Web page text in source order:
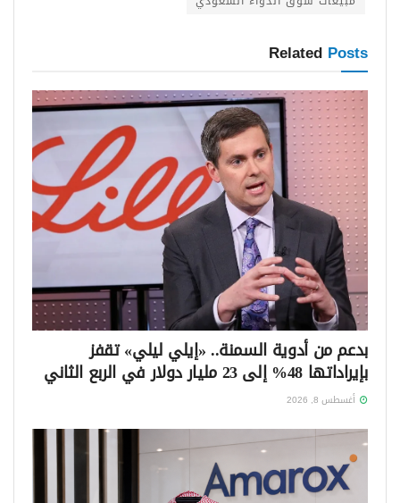
Related Posts
بدعم من أدوية السمنة.. «إيلي ليلي» تقفز
بإيراداتها 48% إلى 23 مليار دولار في الربع الثاني
أغسطس 8, 2026